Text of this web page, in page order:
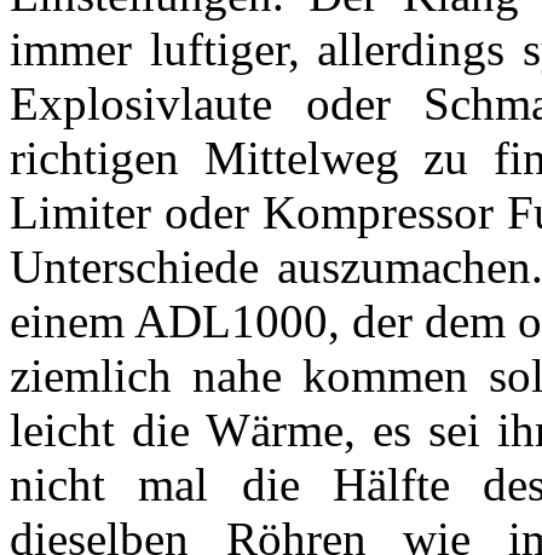
immer luftiger, allerdings
Explosivlaute oder
richtigen Mittelweg zu
Limiter oder Kompressor
Unterschiede
einem ADL1000, der dem
ziemlich nahe kommen
leicht die Wärme, es sei
nicht mal die Hälfte
dieselben Röhren wie